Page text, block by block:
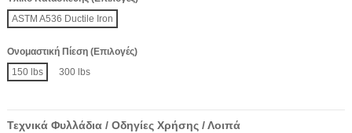
ASTM A536 Ductile Iron
Ονομαστική Πίεση (Επιλογές)
150 lbs
300 lbs
Τεχνικά Φυλλάδια / Οδηγίες Χρήσης / Λοιπά